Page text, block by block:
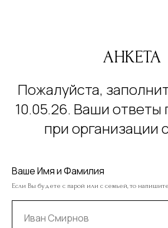
АНКЕТА
Пожалуйста,
10.05.26. Ваши ответы
при организации
Ваше Имя и Фамилия
Если Вы будете с парой или с семьей, то